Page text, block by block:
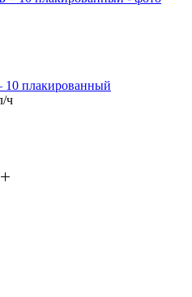
10 плакированный
ч